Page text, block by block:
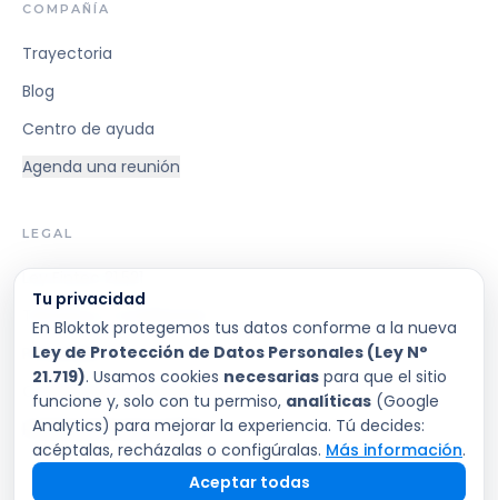
COMPAÑÍA
Trayectoria
Blog
Centro de ayuda
Agenda una reunión
LEGAL
Términos y Condiciones
Privacidad
Condiciones Generales
Preferencias de cookies
Tu privacidad
En Bloktok protegemos tus datos conforme a la nueva
Ley de Protección de Datos Personales (Ley N°
21.719). Usamos cookies necesarias para que el sitio
funcione y, solo con tu permiso, analíticas (Google
Analytics) para mejorar la experiencia. Tú decides:
acéptalas, recházalas o configúralas. Más información.
Aceptar todas